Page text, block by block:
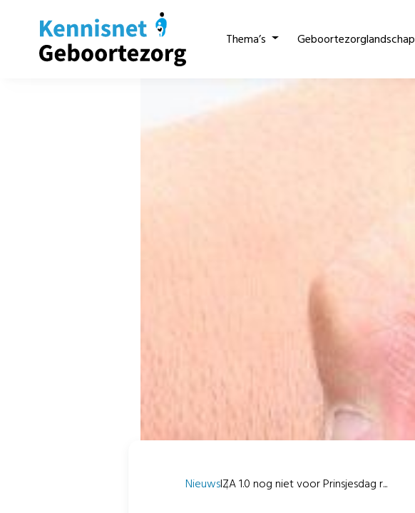
Thema’s Geboortezorglandschap
NieuwsIZA 1.0 nog niet voor Prinsjesdag r...